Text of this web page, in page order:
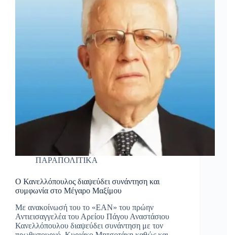
ΠΑΡΑΠΟΛΙΤΙΚΑ
Ο Κανελλόπουλος διαψεύδει συνάντηση και
συμφωνία στο Μέγαρο Μαξίμου
Με ανακοίνωσή του το «ΕΑΝ» του πρώην
Αντιεισαγγελέα του Αρείου Πάγου Αναστάσιου
Κανελλόπουλου διαψεύδει συνάντηση με τον